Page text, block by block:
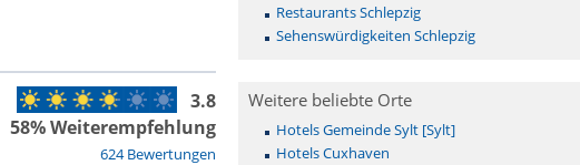
624 Bewertungen
3.8
58% Weiterempfehlung
Restaurants Schlepzig
Sehenswürdigkeiten Schlepzig
Weitere beliebte Orte
Hotels Gemeinde Sylt [Sylt]
Hotels Cuxhaven